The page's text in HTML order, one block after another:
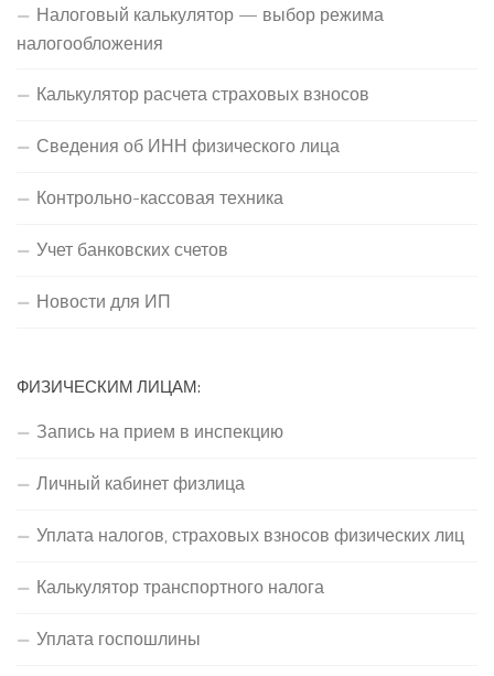
Налоговый калькулятор — выбор режима
налогообложения
Калькулятор расчета страховых взносов
Сведения об ИНН физического лица
Контрольно-кассовая техника
Учет банковских счетов
Новости для ИП
ФИЗИЧЕСКИМ ЛИЦАМ:
Запись на прием в инспекцию
Личный кабинет физлица
Уплата налогов, страховых взносов физических лиц
Калькулятор транспортного налога
Уплата госпошлины